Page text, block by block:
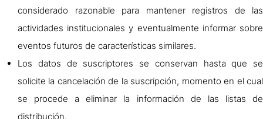
considerado razonable para mantener registros de las
actividades institucionales y eventualmente informar sobre
eventos futuros de características similares.
Los datos de suscriptores se conservan hasta que se
solicite la cancelación de la suscripción, momento en el cual
se procede a eliminar la información de las listas de
distribución.